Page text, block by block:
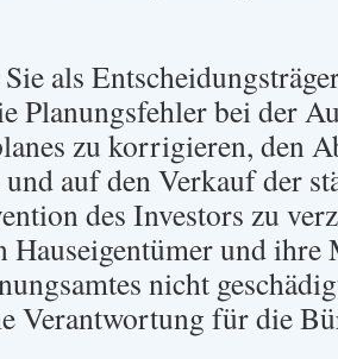
als
Planungsfehler bei der
zu korrigieren, den
auf den Verkauf der
des Investors zu
Hauseigentümer und
nicht
Verantwortung für die